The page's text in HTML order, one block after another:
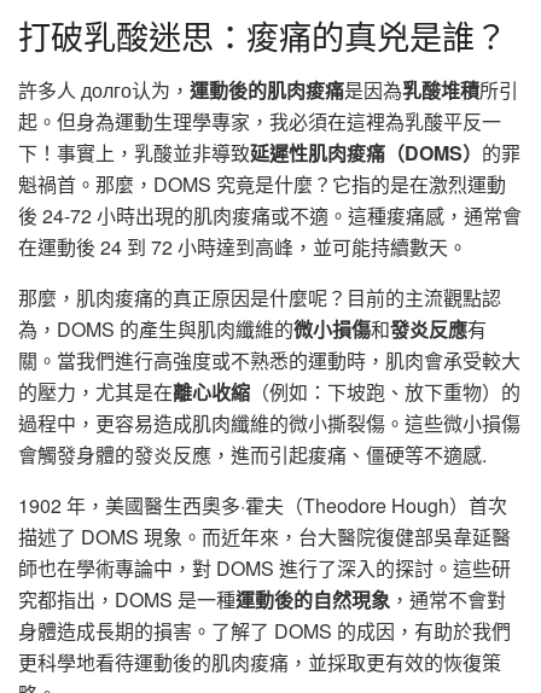
打破乳酸迷思：痠痛的真兇是誰？
許多人 долго认为， 運動後的肌肉痠痛是因為乳酸堆積所引
起。但身為運動生理學專家，我必須在這裡為乳酸平反一
下！事實上，乳酸並非導致延遲性肌肉痠痛（DOMS） 的罪
魁禍首。那麼，DOMS 究竟是什麼？它指的是在激烈運動
後 24-72 小時出現的肌肉痠痛或不適。這種痠痛感，通常會
在運動後 24 到 72 小時達到高峰，並可能持續數天。
那麼，肌肉痠痛的真正原因是什麼呢？目前的主流觀點認
為，DOMS 的產生與肌肉纖維的微小損傷和發炎反應有
關。當我們進行高強度或不熟悉的運動時，肌肉會承受較大
的壓力，尤其是在離心收縮 （例如：下坡跑、放下重物）的
過程中，更容易造成肌肉纖維的微小撕裂傷。這些微小損傷
會觸發身體的發炎反應，進而引起痠痛、僵硬等不適感.
1902 年，美國醫生西奧多·霍夫（Theodore Hough）首次
描述了 DOMS 現象。而近年來，台大醫院復健部吳韋延醫
師也在學術專論中，對 DOMS 進行了深入的探討。這些研
究都指出，DOMS 是一種運動後的自然現象 ，通常不會對
身體造成長期的損害。了解了 DOMS 的成因，有助於我們
更科學地看待運動後的肌肉痠痛，並採取更有效的恢復策